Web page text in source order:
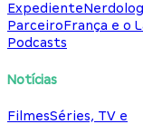
Expediente
ParceiroFrança e o
Podcasts
Notícias
FilmesSéries, TV e